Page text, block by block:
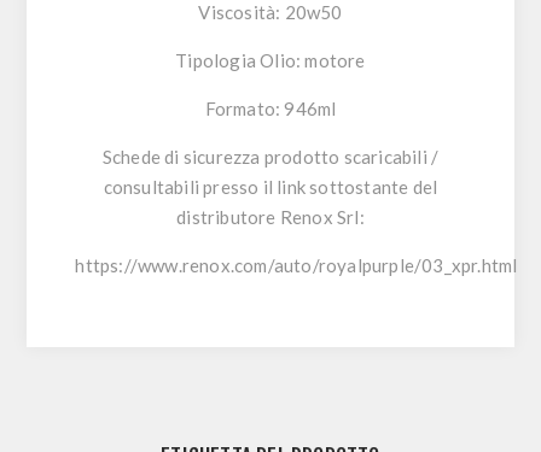
Viscosità: 20w50
Tipologia Olio: motore
Formato: 946ml
Schede di sicurezza prodotto scaricabili /
consultabili presso il link sottostante del
distributore Renox Srl:
https://www.renox.com/auto/royalpurple/03_xpr.html